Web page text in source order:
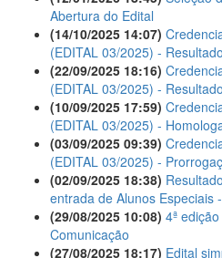
Abertura do Edital
(14/10/2025 14:07)
(EDITAL 03/2025) -
(22/09/2025 18:16)
(EDITAL 03/2025) -
(10/09/2025 17:59)
(EDITAL 03/2025) -
(03/09/2025 09:39)
(EDITAL 03/2025) -
(02/09/2025 18:38)
entrada de Alunos Especiais
(29/08/2025 10:08) 4ª
Comunicação
(27/08/2025 18:17) Edital